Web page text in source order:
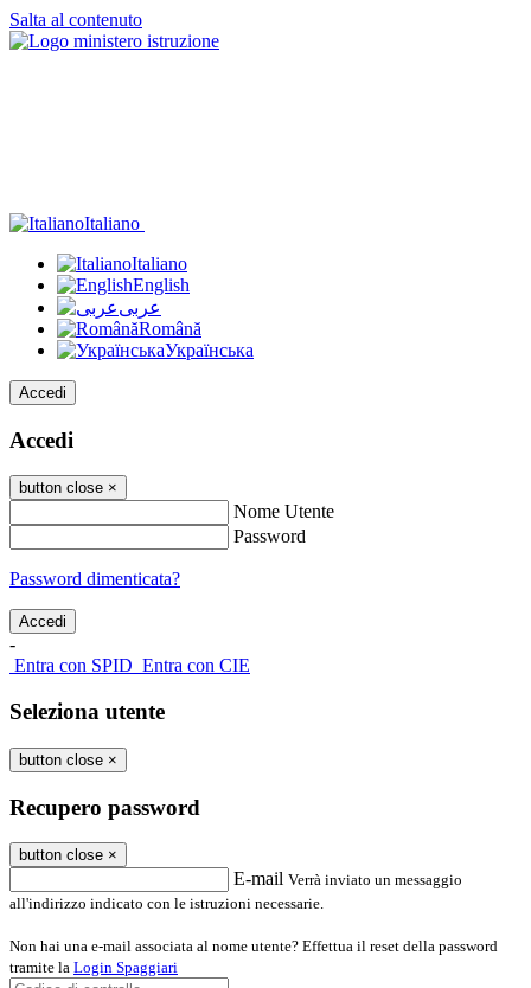
Salta al contenuto
Italiano
Italiano
English
عربى
Română
Українська
Accedi
Accedi
button close ×
Nome Utente
Password
Password dimenticata?
-
Entra con SPID Entra con CIE
Seleziona utente
button close ×
Recupero password
button close ×
E-mail Verrà inviato un messaggio
all'indirizzo indicato con le istruzioni necessarie.
Non hai una e-mail associata al nome utente? Effettua il reset della password
tramite la Login Spaggiari